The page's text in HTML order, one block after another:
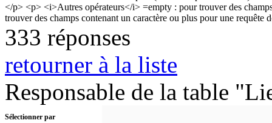
333 réponses
retourner à la liste
Responsable de la table
Sélectionner par